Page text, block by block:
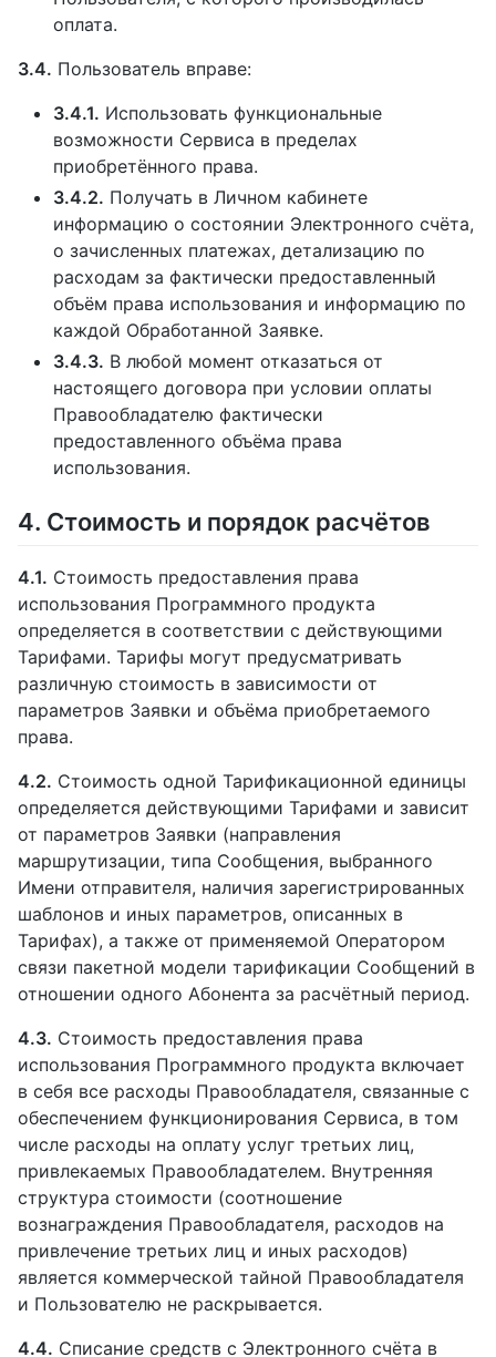
оплата.
3.4. Пользователь вправе:
3.4.1. Использовать функциональные
возможности Сервиса в пределах
приобретённого права.
3.4.2. Получать в Личном кабинете
информацию о состоянии Электронного счёта,
о зачисленных платежах, детализацию по
расходам за фактически предоставленный
объём права использования и информацию по
каждой Обработанной Заявке.
3.4.3. В любой момент отказаться от
настоящего договора при условии оплаты
Правообладателю фактически
предоставленного объёма права
использования.
4. Стоимость и порядок расчётов
4.1. Стоимость предоставления права
использования Программного продукта
определяется в соответствии с действующими
Тарифами. Тарифы могут предусматривать
различную стоимость в зависимости от
параметров Заявки и объёма приобретаемого
права.
4.2. Стоимость одной Тарификационной единицы
определяется действующими Тарифами и зависит
от параметров Заявки (направления
маршрутизации, типа Сообщения, выбранного
Имени отправителя, наличия зарегистрированных
шаблонов и иных параметров, описанных в
Тарифах), а также от применяемой Оператором
связи пакетной модели тарификации Сообщений в
отношении одного Абонента за расчётный период.
4.3. Стоимость предоставления права
использования Программного продукта включает
в себя все расходы Правообладателя, связанные с
обеспечением функционирования Сервиса, в том
числе расходы на оплату услуг третьих лиц,
привлекаемых Правообладателем. Внутренняя
структура стоимости (соотношение
вознаграждения Правообладателя, расходов на
привлечение третьих лиц и иных расходов)
является коммерческой тайной Правообладателя
и Пользователю не раскрывается.
4.4. Списание средств с Электронного счёта в